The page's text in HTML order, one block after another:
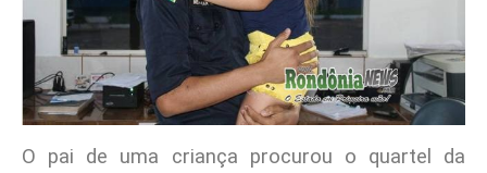
O pai de uma criança procurou o quartel da